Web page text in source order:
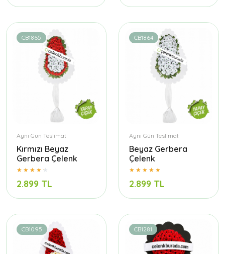
CB1865
Aynı Gün Teslimat
Kırmızı Beyaz
Gerbera Çelenk
2.899 TL
CB1864
Aynı Gün Teslimat
Beyaz Gerbera
Çelenk
2.899 TL
CB1095 CB1281